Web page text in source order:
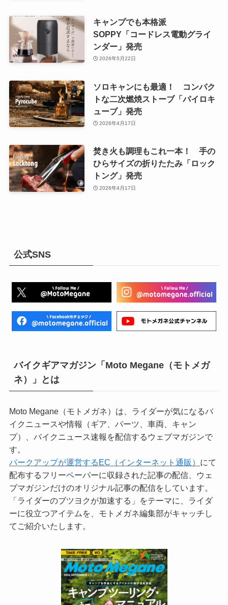
キャンプでも本格派
SOPPY「コードレス電動グライ
ンダー」発売
2026年5月22日
ソロキャンにも最適！ コンパク
トな二次燃焼ストーブ「パイロキ
ューブ」発売
2026年4月17日
焚き火も調理もこれ一本！ 手の
ひらサイズの折りたたみ「ロック
トング」発売
2026年4月17日
公式SNS
バイクギアマガジン「Moto Megane（モトメガ
ネ）」とは
Moto Megane（モトメガネ）は、ライダーが気になるバ
イクニュースや情報（ギア、パーツ、車両、キャン
プ）、バイクニュース速報を配信するウェブマガジンで
す。
パークアップが運営するEC（インターネット通販） にて
配布するフリーペーパーに収録された記事の配信、ウェ
ブマガジンだけのオリジナル記事の配信をしています。
「ライダーのブツヨクが加速する」をテーマに、ライダ
ーに役立つアイテムを、モトメガネ編集部がキャッチし
てご紹介いたします。